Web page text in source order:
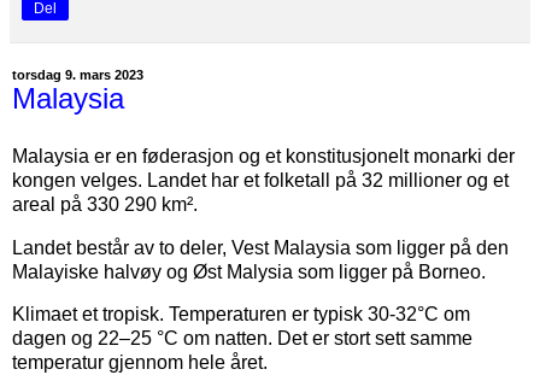
Del
torsdag 9. mars 2023
Malaysia
Malaysia er en føderasjon og et konstitusjonelt monarki der
kongen velges. Landet har et folketall på 32 millioner og et
areal på 330 290 km².
Landet består av to deler, Vest Malaysia som ligger på den
Malayiske halvøy og Øst Malysia som ligger på Borneo.
Klimaet et tropisk. Temperaturen er typisk 30-32°C om
dagen og 22–25 °C om natten. Det er stort sett samme
temperatur gjennom hele året.